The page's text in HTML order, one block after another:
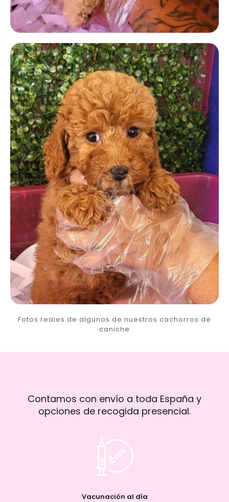
Fotos reales de algunos de nuestros cachorros de
caniche
Contamos con envío a toda España y
opciones de recogida presencial.
Vacunación al día